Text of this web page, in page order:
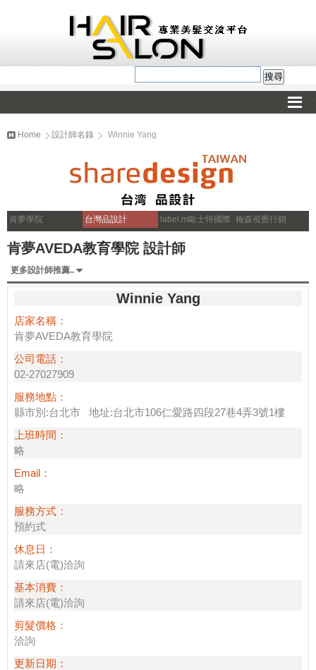
Home 設計師名錄 Winnie Yang
肯夢學院 台灣品設計 label.m歐士特國際 梅森視覺行銷
肯夢AVEDA教育學院 設計師
更多設計師推薦..
Winnie Yang
店家名稱：
肯夢AVEDA教育學院
公司電話：
02-27027909
服務地點：
縣市別:台北市 地址:台北市106仁愛路四段27巷4弄3號1樓
上班時間：
略
Email：
略
服務方式：
預約式
休息日：
請來店(電)洽詢
基本消費：
請來店(電)洽詢
剪髮價格：
洽詢
更新日期：